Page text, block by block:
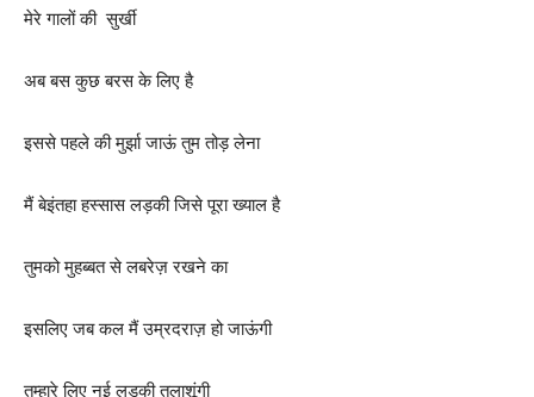
मेरे गालों की सुर्खी
अब बस कुछ बरस के लिए है
इससे पहले की मुर्झा जाऊं तुम तोड़ लेना
मैं बेइंतहा हस्सास लड़की जिसे पूरा ख्याल है
तुमको मुहब्बत से लबरेज़ रखने का
इसलिए जब कल मैं उम्रदराज़ हो जाऊंगी
तुम्हारे लिए नई लड़की तलाशूंगी